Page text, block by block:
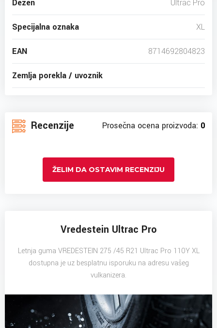
Dezen Ultrac Pro
Specijalna oznaka XL
EAN 8714692804823
Zemlja porekla / uvoznik
Recenzije Prosečna ocena proizvoda: 0
ŽELIM DA OSTAVIM RECENZIJU
Vredestein Ultrac Pro
Letnja guma VREDESTEIN 275 /45 R21 Ultrac Pro 110Y XL
dostupna je uz besplatnu isporuku na adresu vašeg
vulkanizera.